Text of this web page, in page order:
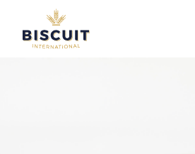
Aller au contenu